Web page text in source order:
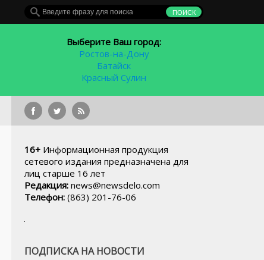
Выберите Ваш город:
Ростов-на-Дону
Батайск
Красный Сулин
16+ Информационная продукция
сетевого издания предназначена для
лиц старше 16 лет
Редакция: news@newsdelo.com
Телефон: (863) 201-76-06
ПОДПИСКА НА НОВОСТИ